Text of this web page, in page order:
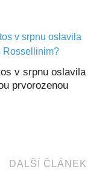
v srpnu oslavila
prvorozenou
DALŠÍ ČLÁNEK